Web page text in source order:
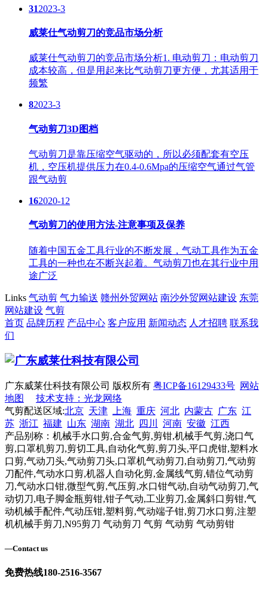
312023-3
威莱仕气动剪刀的竞品市场分析
威莱仕气动剪刀的竞品市场分析1. 电动剪刀：电动剪刀
成本较高，但是用起来比气动剪刀更方便，尤其适用于
频繁
82023-3
气动剪刀3D图档
气动剪刀是靠压缩空气驱动的，所以必须配套有空压
机，空压机提供压力在0.4-0.6Mpa的压缩空气通过气管
跟气动剪
162020-12
气动剪刀的使用方法-注意事项及保养
随着中国五金工具行业的不断发展，气动工具作为五金
工具的一种也在不断兴起着。气动剪刀也在其行业中用
途广泛
Links 气动剪 气力输送 赣州外贸网站 南沙外贸网站建设 东莞
网站建设 气剪
首页 品牌历程 产品中心 客户应用 新闻动态 人才招聘 联系我
们
广东威莱仕科技有限公司 版权所有 粤ICP备16129433号 网站
地图
技术支持：光龙网络
气剪配送区域:北京 天津 上海 重庆 河北 内蒙古 广东 江
苏 浙江 福建 山东 湖南 湖北 四川 河南 安徽 江西
产品别称：机械手水口剪,合金气剪,剪钳,机械手气剪,浇口气
剪,口罩机剪刀,剪切工具,自动化气剪,剪刀头,平口虎钳,塑料水
口剪,气动刀头,气动剪刀头,口罩机气动剪刀,自动剪刀,气动剪
刀配件,气动水口剪,机器人自动化剪,金属线气剪,错位气动剪
刀,气动水口钳,微型气剪,气压剪,水口钳气动,自动气动剪刀,气
动切刀,电子脚金瓶剪钳,钳子气动,工业剪刀,金属斜口剪钳,气
动机械手配件,气动压钳,塑料剪,气动端子钳,剪刀水口剪,注塑
机机械手剪刀,N95剪刀 气动剪刀 气剪 气动剪 气动剪钳
—Contact us
免费热线180-2516-3567